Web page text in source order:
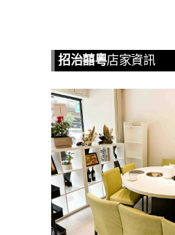
招治囍粵店家資訊